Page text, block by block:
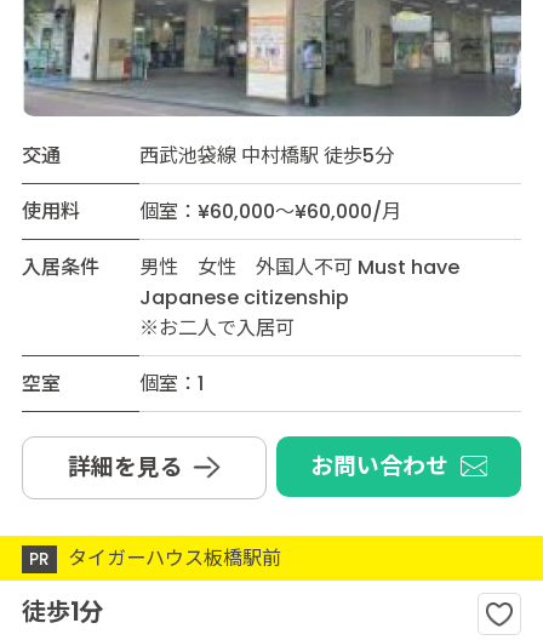
交通
西武池袋線 中村橋駅 徒歩5分
使用料
個室：¥60,000～¥60,000/月
入居条件
男性 女性 外国人不可 Must have
Japanese citizenship
※お二人で入居可
空室
個室：1
詳細を見る お問い合わせ
PR タイガーハウス板橋駅前
徒歩1分